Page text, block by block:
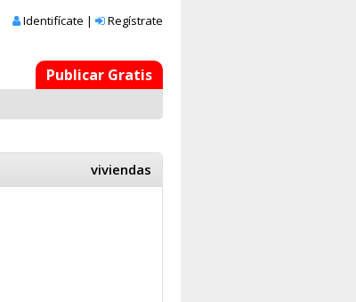
Identifícate | Regístrate
Publicar Gratis
viviendas